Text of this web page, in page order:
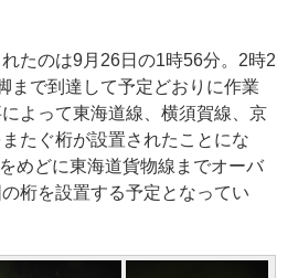
たのは9月26日の1時56分。2時2
まで到達して予定どおりに作業
よって東海道線、横須賀線、京
たぐ桁が設置されたことにな
めどに東海道貨物線までオーバ
桁を設置する予定となってい